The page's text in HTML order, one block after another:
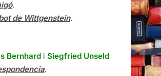
.
de Wittgenstein.
Bernhard i Siegfried Unseld
.